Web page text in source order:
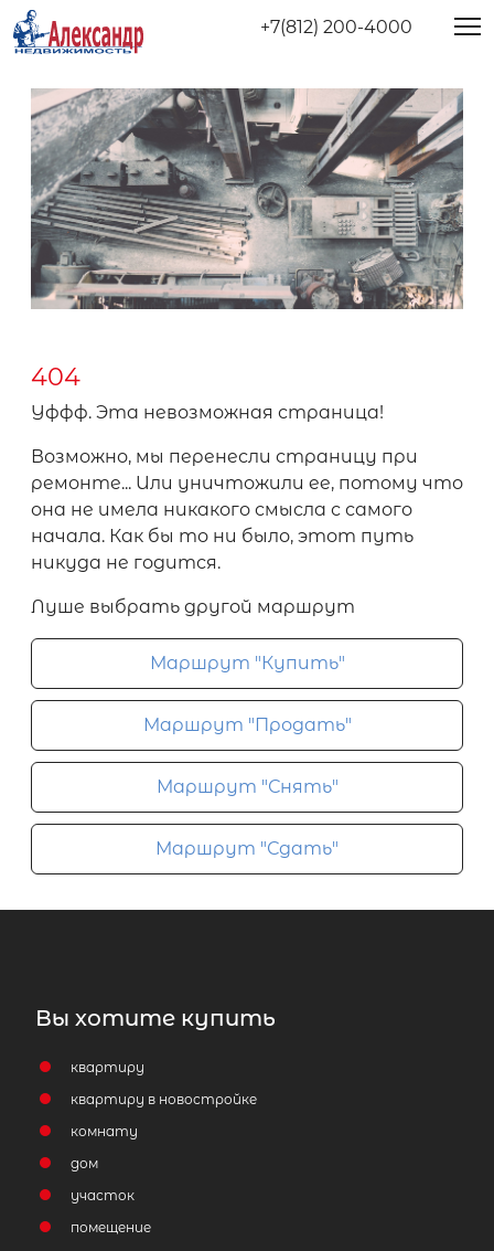
+7(812) 200-4000
404
Уффф. Эта невозможная страница!
Возможно, мы перенесли страницу при
ремонте... Или уничтожили ее, потому что
она не имела никакого смысла с самого
начала. Как бы то ни было, этот путь
никуда не годится.
Луше выбрать другой маршрут
Маршрут "Купить"
Маршрут "Продать"
Маршрут "Снять"
Маршрут "Сдать"
Вы хотите купить
квартиру
квартиру в новостройке
комнату
дом
участок
помещение